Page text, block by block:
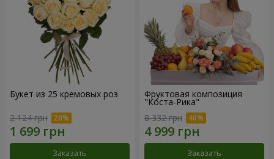
Букет из 25 кремовых роз
2 124 грн
Заказать
Фруктовая композиция
"Коста-Рика"
8 332 грн
Заказать